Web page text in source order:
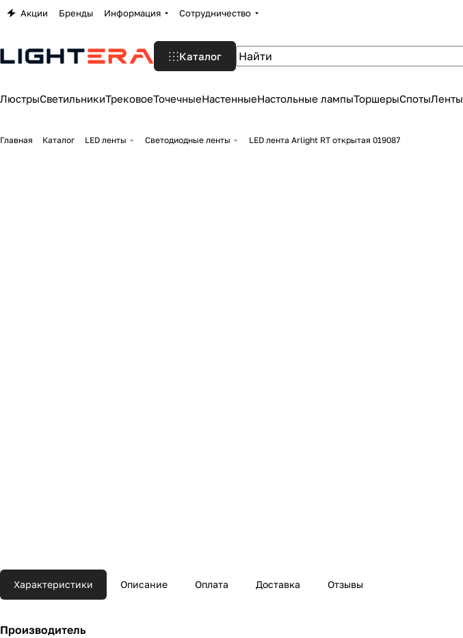
Акции Бренды Информация Сотрудничество
Каталог
ЛюстрыСветильникиТрековоеТочечныеНастенныеНастольные лампыТоршерыСпотыЛенты
Главная Каталог LED ленты Светодиодные ленты LED лента Arlight RT открытая 019087
Характеристики Описание Оплата Доставка Отзывы
Производитель